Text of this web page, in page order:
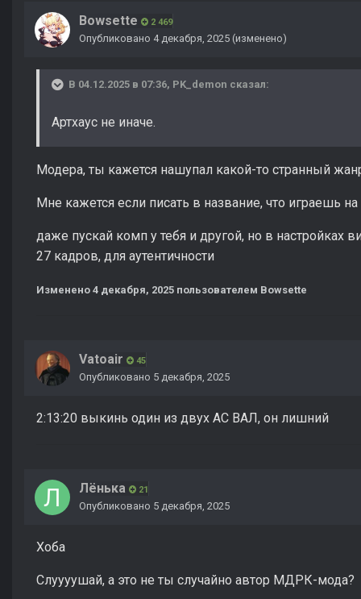
Bowsette 2 469
Опубликовано 4 декабря, 2025 (изменено)
В 04.12.2025 в 07:36, PK_demon сказал:
Артхаус не иначе.
Модера, ты кажется нашупал какой-то странный
Мне кажется если писать в название, что играешь
даже пускай комп у тебя и другой, но в настройках
27 кадров, для аутентичности
Изменено 4 декабря, 2025 пользователем Bowsette
Vatoair 45
Опубликовано 5 декабря, 2025
2:13:20 выкинь один из двух АС ВАЛ, он лишний
Лёнька 21
Опубликовано 5 декабря, 2025
Хоба
Слуууушай, а это не ты случайно автор МДРК-мода?